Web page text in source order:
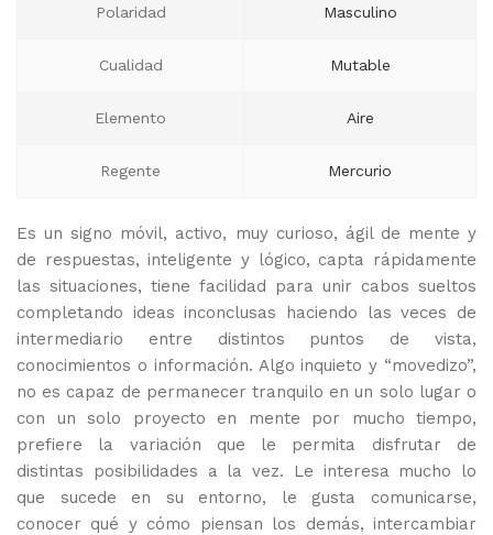
Polaridad Masculino
Cualidad Mutable
Elemento Aire
Regente Mercurio
Es un signo móvil, activo, muy curioso, ágil de mente y
de respuestas, inteligente y lógico, capta rápidamente
las situaciones, tiene facilidad para unir cabos sueltos
completando ideas inconclusas haciendo las veces de
intermediario entre distintos puntos de vista,
conocimientos o información. Algo inquieto y “movedizo”,
no es capaz de permanecer tranquilo en un solo lugar o
con un solo proyecto en mente por mucho tiempo,
prefiere la variación que le permita disfrutar de
distintas posibilidades a la vez. Le interesa mucho lo
que sucede en su entorno, le gusta comunicarse,
conocer qué y cómo piensan los demás, intercambiar